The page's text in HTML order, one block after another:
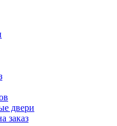
двери
заказ